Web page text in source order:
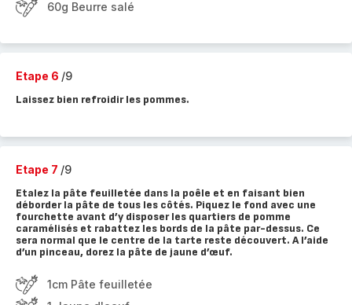
60g Beurre salé
Etape 6 /9
Laissez bien refroidir les pommes.
Etape 7 /9
Etalez la pâte feuilletée dans la poêle et en faisant bien
déborder la pâte de tous les côtés. Piquez le fond avec une
fourchette avant d’y disposer les quartiers de pomme
caramélisés et rabattez les bords de la pâte par-dessus. Ce
sera normal que le centre de la tarte reste découvert. A l’aide
d’un pinceau, dorez la pâte de jaune d’œuf.
1cm Pâte feuilletée